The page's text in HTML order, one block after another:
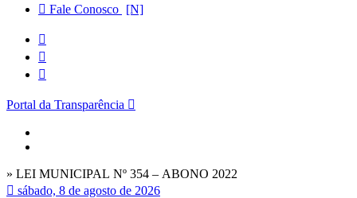
Fale Conosco
Portal da Transparência
» LEI MUNICIPAL Nº 354 – ABONO 2022
sábado, 8 de agosto de 2026